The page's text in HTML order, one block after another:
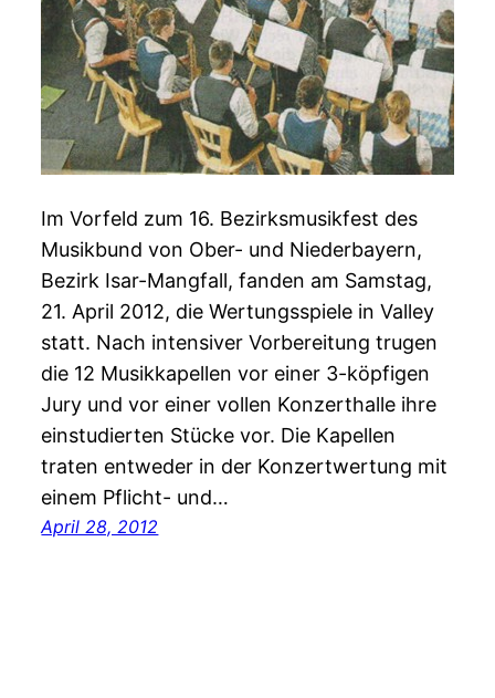
Im Vorfeld zum 16. Bezirksmusikfest des
Musikbund von Ober- und Niederbayern,
Bezirk Isar-Mangfall, fanden am Samstag,
21. April 2012, die Wertungsspiele in Valley
statt. Nach intensiver Vorbereitung trugen
die 12 Musikkapellen vor einer 3-köpfigen
Jury und vor einer vollen Konzerthalle ihre
einstudierten Stücke vor. Die Kapellen
traten entweder in der Konzertwertung mit
einem Pflicht- und…
April 28, 2012